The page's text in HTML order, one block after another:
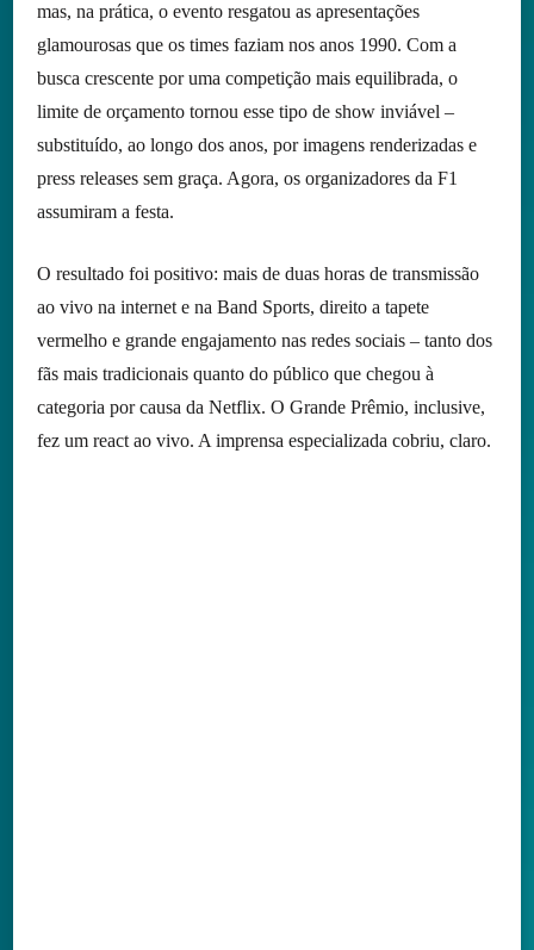
mas, na prática, o evento resgatou as apresentações
glamourosas que os times faziam nos anos 1990. Com a
busca crescente por uma competição mais equilibrada, o
limite de orçamento tornou esse tipo de show inviável –
substituído, ao longo dos anos, por imagens renderizadas e
press releases sem graça. Agora, os organizadores da F1
assumiram a festa.
O resultado foi positivo: mais de duas horas de transmissão
ao vivo na internet e na Band Sports, direito a tapete
vermelho e grande engajamento nas redes sociais – tanto dos
fãs mais tradicionais quanto do público que chegou à
categoria por causa da Netflix. O Grande Prêmio, inclusive,
fez um react ao vivo. A imprensa especializada cobriu, claro.